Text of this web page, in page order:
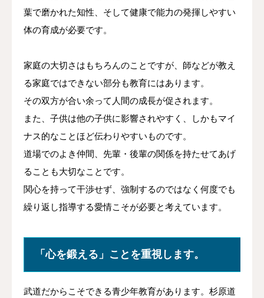
葉で磨かれた知性、そして健康で能力の発揮しやすい
体の育成が必要です。
家庭の大切さはもちろんのことですが、師などが教え
る家庭ではできない部分も教育にはあります。
その双方が合い余って人間の成長が促されます。
また、子供は他の子供に影響されやすく、しかもマイ
ナス的なことほど伝わりやすいものです。
道場でのよき仲間、先輩・後輩の関係を持たせてあげ
ることも大切なことです。
関心を持って干渉せず、強制するのではなく何度でも
繰り返し指導する愛情こそが必要と考えています。
「心を鍛える」ことを重視します。
武道だからこそできる青少年教育があります。杉原道